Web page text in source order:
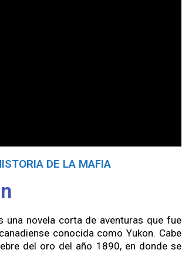
DE LA MAFIA
una novela corta de aventuras que fue
conocida como Yukon. Cabe
del oro del año 1890, en donde se